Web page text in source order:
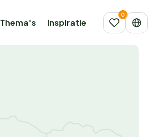
Thema's Inspiratie